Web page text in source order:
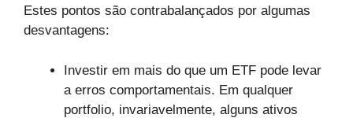
Estes pontos são contrabalançados por algumas
desvantagens:
Investir em mais do que um ETF pode levar
a erros comportamentais. Em qualquer
portfolio, invariavelmente, alguns ativos